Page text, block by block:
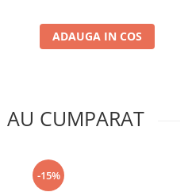
ADAUGA IN COS
CUMPARAT
-15%